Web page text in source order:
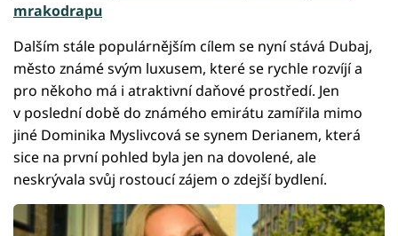
mrakodrapu
Dalším stále populárnějším cílem se nyní stává Dubaj,
město známé svým luxusem, které se rychle rozvíjí a
pro někoho má i atraktivní daňové prostředí. Jen
v poslední době do známého emirátu zamířila mimo
jiné Dominika Myslivcová se synem Derianem, která
sice na první pohled byla jen na dovolené, ale
neskrývala svůj rostoucí zájem o zdejší bydlení.